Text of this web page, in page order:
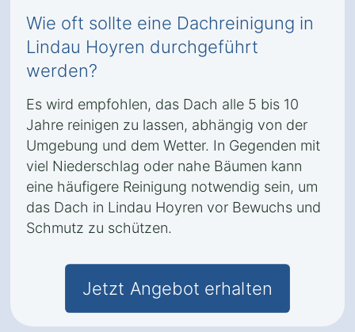
Wie oft sollte eine Dachreinigung in
Lindau Hoyren durchgeführt
werden?
Es wird empfohlen, das Dach alle 5 bis 10
Jahre reinigen zu lassen, abhängig von der
Umgebung und dem Wetter. In Gegenden mit
viel Niederschlag oder nahe Bäumen kann
eine häufigere Reinigung notwendig sein, um
das Dach in Lindau Hoyren vor Bewuchs und
Schmutz zu schützen.
Jetzt Angebot erhalten